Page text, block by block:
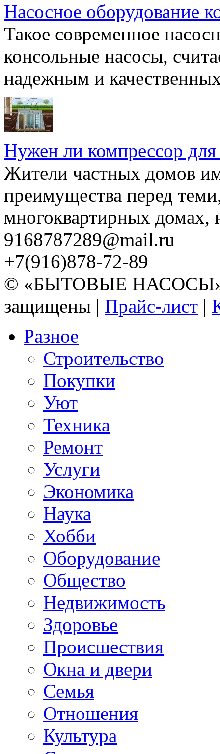
Насосное оборудование
Такое современное
консольные насосы,
надежным и
Нужен ли компрессор для
Жители частных домов
преимущества перед
многоквартирных домах,
9168787289@mail.ru
+7(916)878-72-89
© «БЫТОВЫЕ НАСОСЫ»
защищены | Прайс-лист |
Разное
Строительство
Покупки
Уют
Техника
Ремонт
Услуги
Экономика
Наука
Хобби
Оборудование
Общество
Недвижимость
Здоровье
Происшествия
Окна и двери
Семья
Отношения
Культура